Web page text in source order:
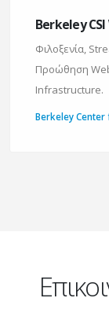
Berkeley
Φιλοξενία,
Προώθηση
Infrastructure.
Berkeley